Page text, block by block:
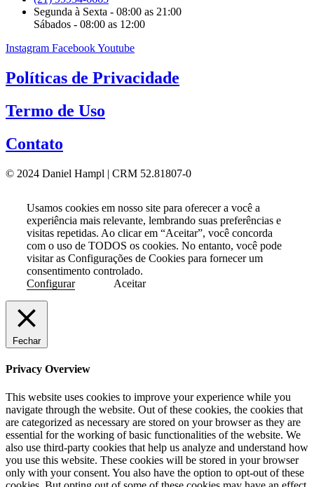
Segunda à Sexta - 08:00 as 21:00
Sábados - 08:00 as 12:00
Instagram FacebookYoutube
Políticas de Privacidade
Termo de Uso
Contato
© 2024 Daniel Hampl | CRM 52.81807-0
Usamos cookies em nosso site para oferecer a você a
experiência mais relevante, lembrando suas preferências e
visitas repetidas. Ao clicar em “Aceitar”, você concorda
com o uso de TODOS os cookies. No entanto, você pode
visitar as Configurações de Cookies para fornecer um
consentimento controlado.
Configurar
Aceitar
Fechar
Privacy Overview
This website uses cookies to improve your experience while you
navigate through the website. Out of these cookies, the cookies that
are categorized as necessary are stored on your browser as they are
essential for the working of basic functionalities of the website. We
also use third-party cookies that help us analyze and understand how
you use this website. These cookies will be stored in your browser
only with your consent. You also have the option to opt-out of these